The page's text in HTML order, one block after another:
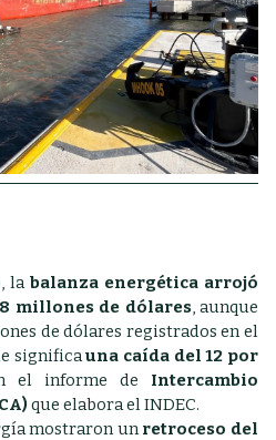
la balanza energética arrojó
millones de dólares, aunque
de dólares registrados en el
significauna caída del 12 por
el informe de Intercambio
que elabora el INDEC.
mostraron unretroceso del